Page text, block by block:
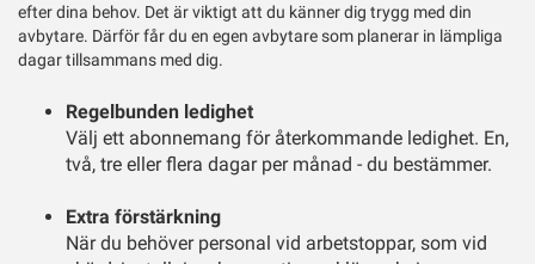
efter dina behov. Det är viktigt att du känner dig trygg med din
avbytare. Därför får du en egen avbytare som planerar in lämpliga
dagar tillsammans med dig.
Regelbunden ledighet
Välj ett abonnemang för återkommande ledighet. En,
två, tre eller flera dagar per månad - du bestämmer.
Extra förstärkning
När du behöver personal vid arbetstoppar, som vid